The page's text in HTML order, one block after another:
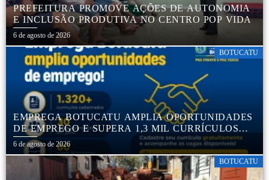
PREFEITURA PROMOVE AÇÕES DE AUTONOMIA
E INCLUSÃO PRODUTIVA NO CENTRO POP VIDA
6 de agosto de 2026
BOTUCATU
EMPREGA BOTUCATU AMPLIA OPORTUNIDADES
DE EMPREGO E SUPERA 1,3 MIL CURRÍCULOS
CADASTRADOS
6 de agosto de 2026
BOTUCATU